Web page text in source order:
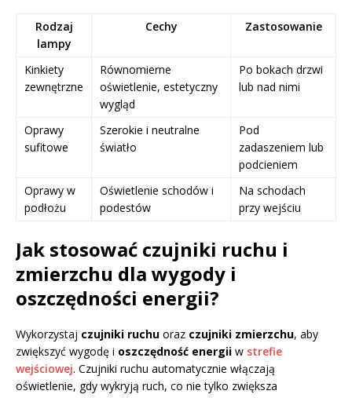
Rodzaj
lampy
Cechy Zastosowanie
Kinkiety
zewnętrzne
Równomierne
oświetlenie, estetyczny
wygląd
Po bokach drzwi
lub nad nimi
Oprawy
sufitowe
Szerokie i neutralne
światło
Pod
zadaszeniem lub
podcieniem
Oprawy w
podłożu
Oświetlenie schodów i
podestów
Na schodach
przy wejściu
Jak stosować czujniki ruchu i
zmierzchu dla wygody i
oszczędności energii?
Wykorzystaj czujniki ruchu oraz czujniki zmierzchu, aby
zwiększyć wygodę i oszczędność energii w strefie
wejściowej. Czujniki ruchu automatycznie włączają
oświetlenie, gdy wykryją ruch, co nie tylko zwiększa